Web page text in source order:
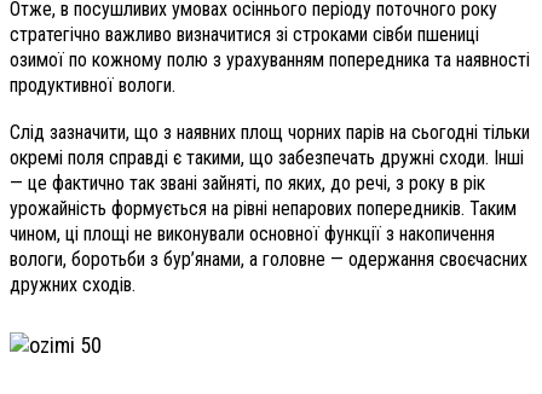
Отже, в посушливих умовах осіннього періоду поточного року
стратегічно важливо визначитися зі строками сівби пшениці
озимої по кожному полю з урахуванням попередника та наявності
продуктивної вологи.
Слід зазначити, що з наявних площ чорних парів на сьогодні тільки
окремі поля справді є такими, що забезпечать дружні сходи. Інші
— це фактично так звані зайняті, по яких, до речі, з року в рік
урожайність формується на рівні непарових попередників. Таким
чином, ці площі не виконували основної функції з накопичення
вологи, боротьби з бур’янами, а головне — одержання своєчасних
дружних сходів.